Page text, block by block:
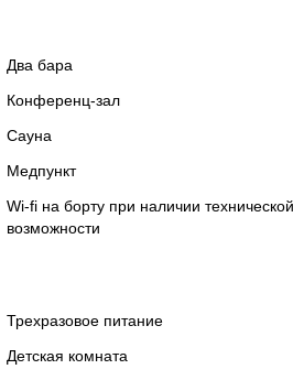
Два бара
Конференц-зал
Сауна
Медпункт
Wi-fi на борту при наличии технической
возможности
Трехразовое питание
Детская комната